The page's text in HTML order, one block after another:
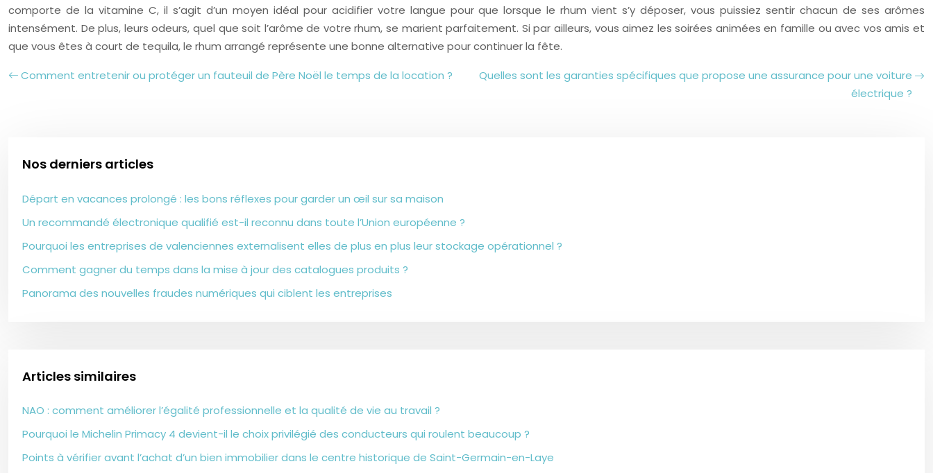
comporte de la vitamine C, il s’agit d’un moyen idéal pour acidifier votre langue pour que lorsque le rhum vient s’y déposer, vous puissiez sentir chacun de ses arômes
intensément. De plus, leurs odeurs, quel que soit l’arôme de votre rhum, se marient parfaitement. Si par ailleurs, vous aimez les soirées animées en famille ou avec vos amis et
que vous êtes à court de tequila, le rhum arrangé représente une bonne alternative pour continuer la fête.
Comment entretenir ou protéger un fauteuil de Père Noël le temps de la location ?
Quelles sont les garanties spécifiques que propose une assurance pour une voiture
électrique ?
Nos derniers articles
Départ en vacances prolongé : les bons réflexes pour garder un œil sur sa maison
Un recommandé électronique qualifié est-il reconnu dans toute l’Union européenne ?
Pourquoi les entreprises de valenciennes externalisent elles de plus en plus leur stockage opérationnel ?
Comment gagner du temps dans la mise à jour des catalogues produits ?
Panorama des nouvelles fraudes numériques qui ciblent les entreprises
Articles similaires
NAO : comment améliorer l’égalité professionnelle et la qualité de vie au travail ?
Pourquoi le Michelin Primacy 4 devient-il le choix privilégié des conducteurs qui roulent beaucoup ?
Points à vérifier avant l’achat d’un bien immobilier dans le centre historique de Saint-Germain-en-Laye